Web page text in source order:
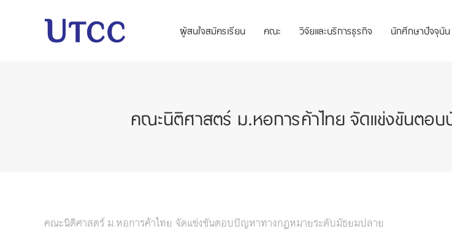
ผู้สนใจสมัครเรียน คณะ วิจัยและบริการธุรกิจ นักศึกษาปัจจุบัน
คณะนิติศาสตร์ ม.หอการค้าไทย จัดแข่งขันตอ
คณะนิติศาสตร์ ม.หอการค้าไทย จัดแข่งขันตอบปัญหาทางกฏหมายระดับมัธยมปลาย